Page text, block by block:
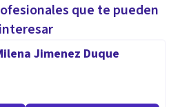
que te pueden
interesar
Jimenez Duque